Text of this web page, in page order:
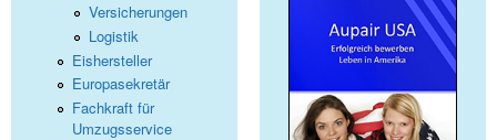
Versicherungen
Logistik
Eishersteller
Europasekretär
Fachkraft für
Umzugsservice